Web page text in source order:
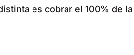
es cobrar el 100% de la